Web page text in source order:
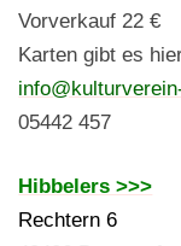
Vorverkauf 22 €
Karten gibt es
05442 457
Hibbelers >>>
Rechtern 6